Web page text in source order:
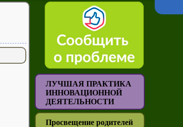
ЛУЧШАЯ ПРАКТИКА
ИННОВАЦИОННОЙ
ДЕЯТЕЛЬНОСТИ
Просвещение родителей